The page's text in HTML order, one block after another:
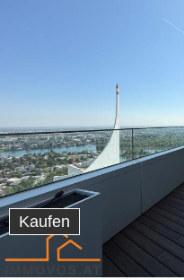
Kaufen